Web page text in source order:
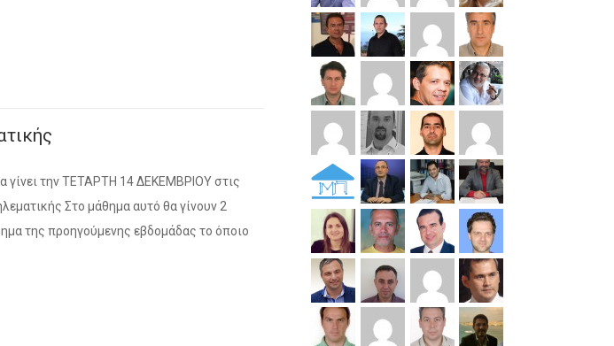
γίνει την ΤΕΤΑΡΤΗ 14 ΔΕΚΕΜΒΡΙΟΥ στις
Στο μάθημα αυτό θα γίνουν 2
της προηγούμενης εβδομάδας το όποιο